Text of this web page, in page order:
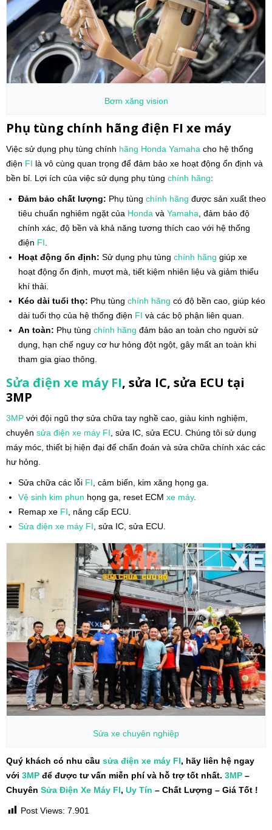
Bơm xăng vision
Phụ tùng chính hãng điện FI xe máy
Việc sử dụng phụ tùng chính hãng Honda Yamaha cho hệ thống
điện FI là vô cùng quan trọng để đảm bảo xe hoạt động ổn định và
bền bỉ. Lợi ích của việc sử dụng phụ tùng chính hãng:
Đảm bảo chất lượng: Phụ tùng chính hãng được sản xuất theo
tiêu chuẩn nghiêm ngặt của Honda và Yamaha , đảm bảo độ
chính xác, độ bền và khả năng tương thích cao với hệ thống
điện FI
Hoạt động ổn định: Sử dụng phụ tùng chính hãng giúp xe
hoạt động ổn định, mượt mà, tiết kiệm nhiên liệu và giảm thiểu
khí thải.
Kéo dài tuổi thọ: Phụ tùng chính hãng có độ bền cao, giúp kéo
dài tuổi thọ của hệ thống điện FI và các bộ phận liên quan.
An toàn: Phụ tùng chính hãng đảm bảo an toàn cho người sử
dụng, hạn chế nguy cơ hư hỏng đột ngột, gây mất an toàn khi
tham gia giao thông.
Sửa điện xe máy FI, sửa IC, sửa ECU tại
3MP
3MP với đội ngũ thợ sửa chữa tay nghề cao, giàu kinh nghiệm,
chuyên sửa điện xe máy FI , sửa IC, sửa ECU. Chúng tôi sử dụng
máy móc, thiết bị hiện đại để chẩn đoán và sửa chữa chính xác các
hư hỏng.
Sửa chữa các lỗi FI , cảm biến, kim xăng họng ga.
Vệ sinh kim phun họng ga, reset ECM xe máy.
Remap xe FI , nâng cấp ECU.
Sửa điện xe máy FI , sửa IC, sửa ECU.
Sửa xe chuyên nghiệp
Quý khách có nhu cầu sửa điện xe máy FI, hãy liên hệ ngay
với 3MP để được tư vấn miễn phí và hỗ trợ tốt nhất. 3MP –
Chuyên Sửa Điện Xe Máy FI, Uy Tín – Chất Lượng – Giá Tốt !
Post Views: 7.901